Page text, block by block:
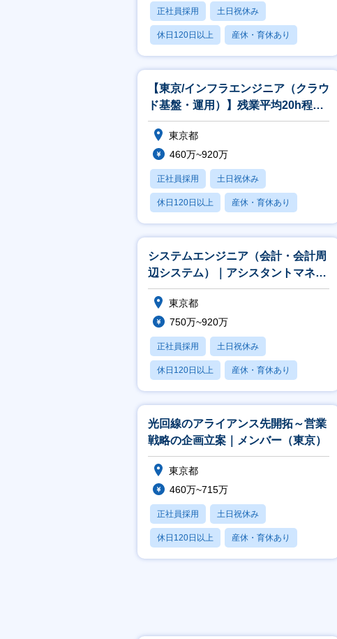
正社員採用 土日祝休み
休日120日以上 産休・育休あり
月残業20時間以内
【東京/インフラエンジニア（クラウ
ド基盤・運用）】残業平均20h程度/
リモート制度あり
東京都
460万~920万
正社員採用 土日祝休み
休日120日以上 産休・育休あり
月残業20時間以内
システムエンジニア（会計・会計周
辺システム）｜アシスタントマネー
ジャー（東京）
東京都
750万~920万
正社員採用 土日祝休み
休日120日以上 産休・育休あり
賞与あり
光回線のアライアンス先開拓～営業
戦略の企画立案｜メンバー（東京）
東京都
460万~715万
正社員採用 土日祝休み
休日120日以上 産休・育休あり
月残業20時間以内